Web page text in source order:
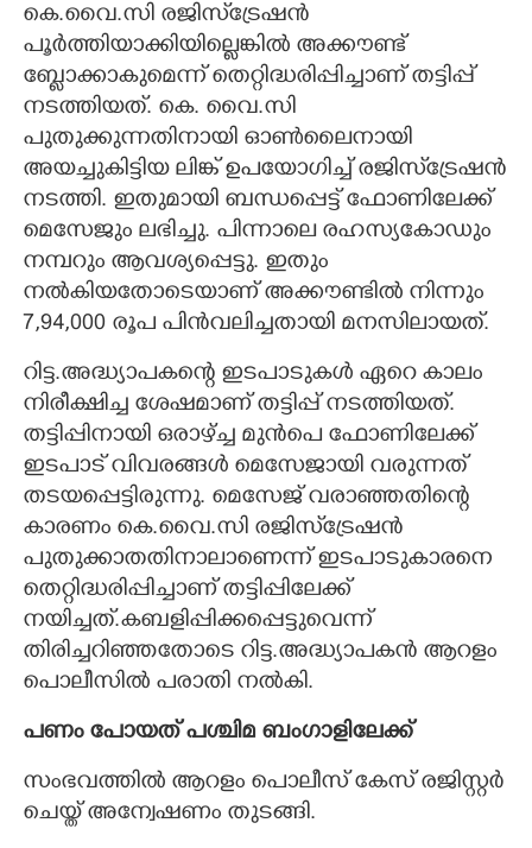
കെ.വൈ.സി രജിസ്‌ട്രേഷൻ
പൂർത്തിയാക്കിയില്ലെങ്കിൽ അക്കൗണ്ട്
ബ്ലോക്കാകുമെന്ന് തെറ്റിദ്ധരിപ്പിച്ചാണ് തട്ടിപ്പ്
നടത്തിയത്. കെ. വൈ.സി
പുതുക്കുന്നതിനായി ഓൺലൈനായി
അയച്ചുകിട്ടിയ ലിങ്ക് ഉപയോഗിച്ച് രജിസ്‌ട്രേഷൻ
നടത്തി. ഇതുമായി ബന്ധപ്പെട്ട് ഫോണിലേക്ക്
മെസേജും ലഭിച്ചു. പിന്നാലെ രഹസ്യകോഡും
നമ്പറും ആവശ്യപ്പെട്ടു. ഇതും
നൽകിയതോടെയാണ് അക്കൗണ്ടിൽ നിന്നും
7,94,000 രൂപ പിൻവലിച്ചതായി മനസിലായത്.
റിട്ട.അദ്ധ്യാപകന്റെ ഇടപാടുകൾ ഏറെ കാലം
നിരീക്ഷിച്ച ശേഷമാണ് തട്ടിപ്പ് നടത്തിയത്.
തട്ടിപ്പിനായി ഒരാഴ്ച്ച മുൻപെ ഫോണിലേക്ക്
ഇടപാട് വിവരങ്ങൾ മെസേജായി വരുന്നത്
തടയപ്പെട്ടിരുന്നു. മെസേജ് വരാഞ്ഞതിന്റെ
കാരണം കെ.വൈ.സി രജിസ്‌ട്രേഷൻ
പുതുക്കാതതിനാലാണെന്ന് ഇടപാടുകാരനെ
തെറ്റിദ്ധരിപ്പിച്ചാണ് തട്ടിപ്പിലേക്ക്
നയിച്ചത്.കബളിപ്പിക്കപ്പെട്ടുവെന്ന്
തിരിച്ചറിഞ്ഞതോടെ റിട്ട.അദ്ധ്യാപകൻ ആറളം
പൊലീസിൽ പരാതി നൽകി.
പണം പോയത് പശ്ചിമ ബംഗാളിലേക്ക്
സംഭവത്തിൽ ആറളം പൊലീസ് കേസ് രജിസ്റ്റർ
ചെയ്ത് അന്വേഷണം തുടങ്ങി.